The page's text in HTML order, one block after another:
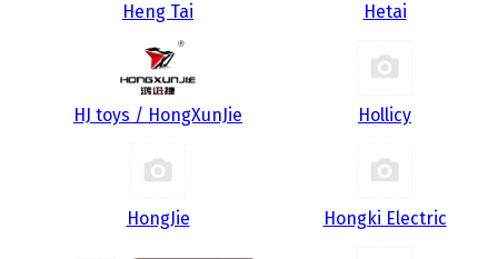
Heng Tai Hetai
HJ toys / HongXunJie Hollicy
HongJie Hongki Electric